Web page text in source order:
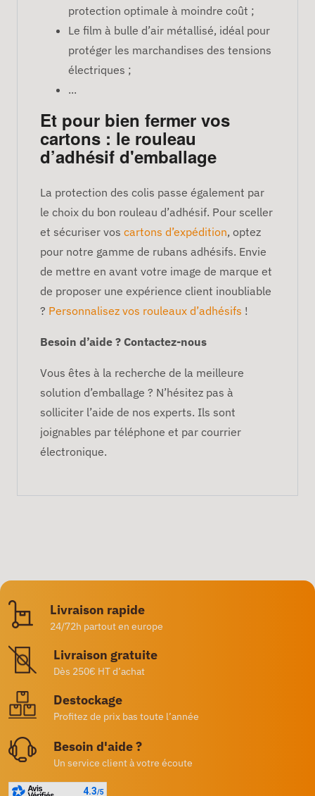
protection optimale à moindre coût ;
Le film à bulle d’air métallisé, idéal pour
protéger les marchandises des tensions
électriques ;
...
Et pour bien fermer vos
cartons : le rouleau
d’adhésif d'emballage
La protection des colis passe également par
le choix du bon rouleau d’adhésif. Pour sceller
et sécuriser vos cartons d’expédition, optez
pour notre gamme de rubans adhésifs. Envie
de mettre en avant votre image de marque et
de proposer une expérience client inoubliable
? Personnalisez vos rouleaux d’adhésifs !
Besoin d’aide ? Contactez-nous
Vous êtes à la recherche de la meilleure
solution d’emballage ? N’hésitez pas à
solliciter l’aide de nos experts. Ils sont
joignables par téléphone et par courrier
électronique.
Livraison rapide
24/72h partout en europe
Livraison gratuite
Dès 250€ HT d’achat
Destockage
Profitez de prix bas toute l’année
Besoin d'aide ?
Un service client à votre écoute